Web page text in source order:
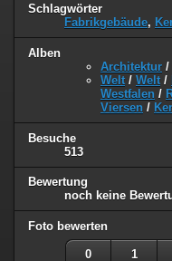
Schlagwörter
Fabrikgebäude,
Alben
Architektur /
Welt / Welt /
Westfalen /
Viersen /
Besuche
513
Bewertung
noch keine
Foto bewerten
0 1